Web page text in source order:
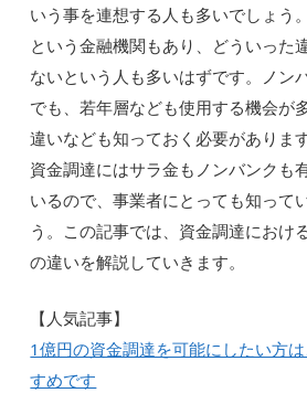
いう事を連想する人も多いでしょう
という金融機関もあり、どういった
ないという人も多いはずです。ノン
でも、若年層なども使用する機会が
違いなども知っておく必要があります
資金調達にはサラ金もノンバンクも
いるので、事業者にとっても知って
う。この記事では、資金調達におけ
の違いを解説していきます。
【人気記事】
1億円の資金調達を可能にしたい方
すめです